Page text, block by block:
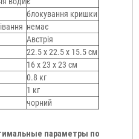
блокування кришки
немає
Австрія
22.5 х 22.5 х 15.5 см
16 х 23 х 23 см
0.8 кг
1 кг
чорний
параметры по